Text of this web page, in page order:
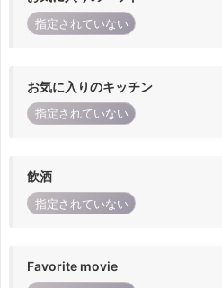
指定されていない
お気に入りのキッチン
指定されていない
飲酒
指定されていない
Favorite movie